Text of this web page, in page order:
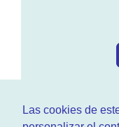
Las cookies de
En